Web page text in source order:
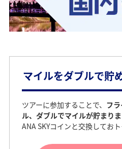
マイルをダブルで貯
ツアーに参加することで、 フ
ル、ダブルでマイルが貯まりま
ANA SKYコインと交換してお